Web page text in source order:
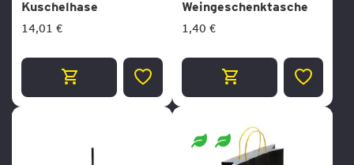
Kuschelhase
14,01 €
ZUR
WUNSCHLISTE
HINZUFÜGEN
Weingeschenktasche
1,40 €
ZUR